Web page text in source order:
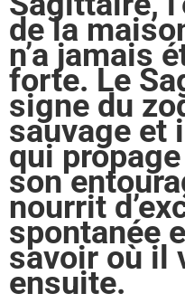
de la
n’a jamais
forte. Le
signe du
sauvage et
qui
son
nourrit
spontanée
savoir où il
ensuite.